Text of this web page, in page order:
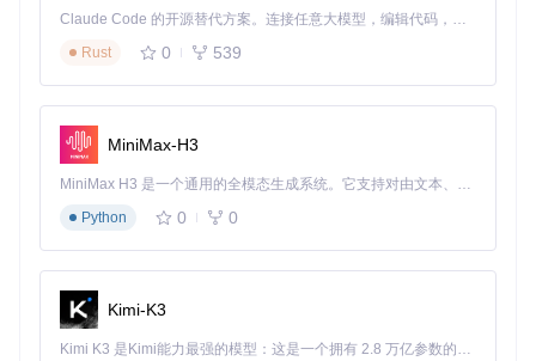
Claude Code 的开源替代方案。连接任意大模型，编辑代码，运行命令，自动验证 — 全自动执行。用 Rust 构建，极致性能。 ｜ An open-source alternative to Claude Code. Connect any LLM, edit code, run commands, and verify changes — autonomously. Built in Rust for speed. Get Started
Rust
0 539
MiniMax-H3
MiniMax H3 是一个通用的全模态生成系统。它支持对由文本、图像、视频和音频组成的多模态上下文进行统一理解，并能生成分辨率高达 2K、时长可达 15 秒的带原生立体声音频的视频。得益于面向任务泛化的系统设计，H3 在预训练阶段就已具备广泛的多模态上下文理解与生成能力，能够出色地执行复杂的多模态指令。
Python
0 0
Kimi-K3
Kimi K3 是Kimi能力最强的模型：这是一个拥有 2.8 万亿参数的混合专家（MoE）模型，具备原生视觉理解能力，并支持 100 万 token 的上下文窗口。